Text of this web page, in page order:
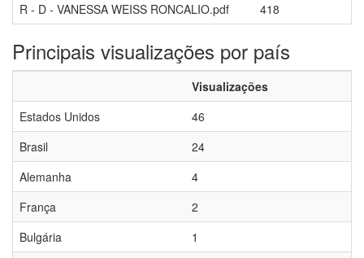
R - D - VANESSA WEISS RONCALIO.pdf
418
Principais visualizações por país
Visualizações
Estados Unidos
46
Brasil
24
Alemanha
4
França
2
Bulgária
1